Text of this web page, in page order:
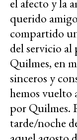
el afecto y la
querido
compartido
del servicio al
Quilmes, en
sinceros y
hemos vuelto
por Quilmes.
tarde/noche